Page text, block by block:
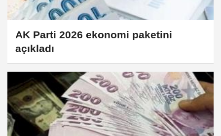
AK Parti 2026 ekonomi paketini
açıkladı